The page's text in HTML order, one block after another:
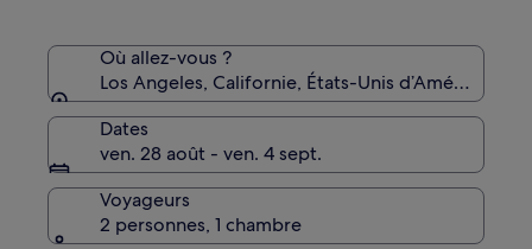
standard.
Où allez-vous ?
Los Angeles, Californie, États-Unis d’Amérique
Dates
ven. 28 août - ven. 4 sept.
Voyageurs
2 personnes, 1 chambre